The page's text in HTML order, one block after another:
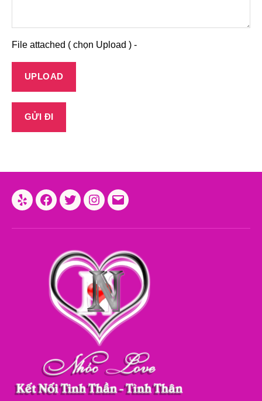
File attached ( chọn Upload ) -
Yelp Facebook
TwitterInstagram
Email